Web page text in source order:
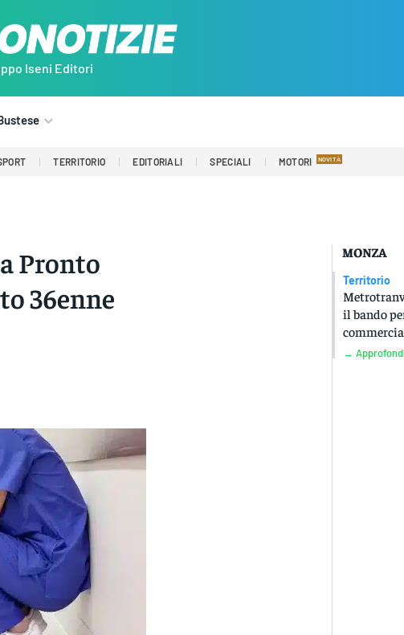
Iseni Editori
TERRITORIO EDITORIALI SPECIALI MOTORI
Pronto
36enne
MONZA
Territorio
il bando
→